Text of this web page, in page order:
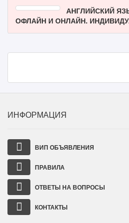
АНГЛИЙСКИЙ
ОФЛАЙН И ОНЛАЙН.
ИНФОРМАЦИЯ
ВИП ОБЪЯВЛЕНИЯ
ПРАВИЛА
ОТВЕТЫ НА ВОПРОСЫ
КОНТАКТЫ